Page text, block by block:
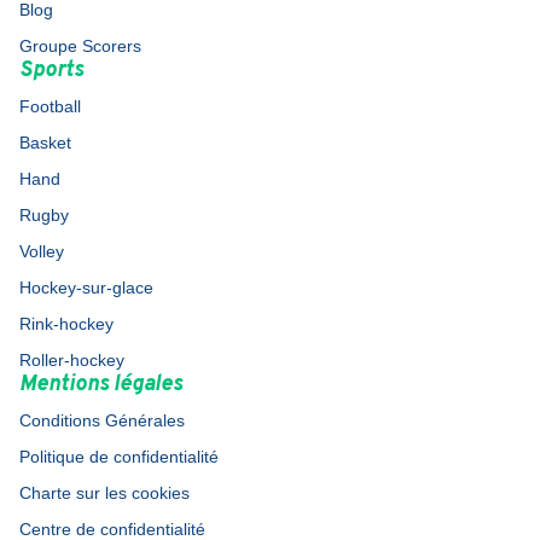
Blog
Groupe Scorers
Sports
Football
Basket
Hand
Rugby
Volley
Hockey-sur-glace
Rink-hockey
Roller-hockey
Mentions légales
Conditions Générales
Politique de confidentialité
Charte sur les cookies
Centre de confidentialité